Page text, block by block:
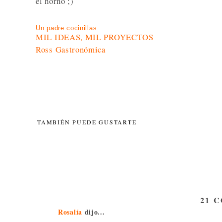
Un padre cocinillas
MIL IDEAS, MIL PROYECTOS
Ross Gastronómica
TAMBIÉN PUEDE GUSTARTE
21
Rosalía dijo...